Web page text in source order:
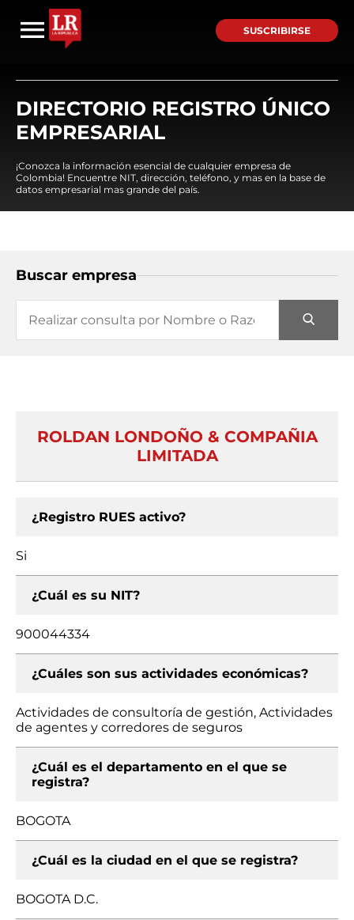
SUSCRIBIRSE
DIRECTORIO REGISTRO ÚNICO
EMPRESARIAL
¡Conozca la información esencial de cualquier empresa de
Colombia! Encuentre NIT, dirección, teléfono, y mas en la base de
datos empresarial mas grande del país.
Buscar empresa
ROLDAN LONDOÑO & COMPAÑIA
LIMITADA
¿Registro RUES activo?
Si
¿Cuál es su NIT?
900044334
¿Cuáles son sus actividades económicas?
Actividades de consultoría de gestión, Actividades
de agentes y corredores de seguros
¿Cuál es el departamento en el que se
registra?
BOGOTA
¿Cuál es la ciudad en el que se registra?
BOGOTA D.C.